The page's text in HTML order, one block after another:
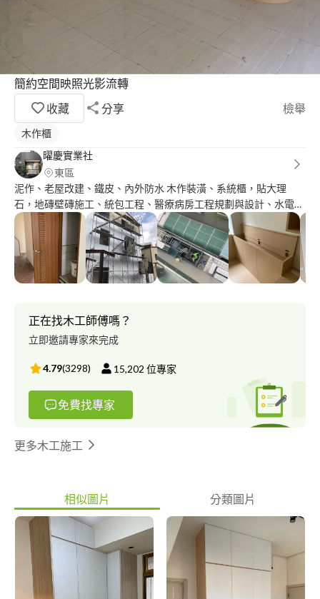
簡約空間映照光影流轉
收藏
分享 檢舉
木作櫃
曜慶實業社
東區
泥作、老屋改建、鐵皮、內外防水 木作裝潢、系統櫃，貼大理
石，地磚壁磚施工、統包工程、醫療病房工程規劃與設計、水電工
程、鐵皮屋搭建、室內油漆工程施工等
正在找木工師傅嗎？
立即邀請專家來完成
4.79(3298) 15,202 位專家
免費找專家
更多木工施工
相似圖片 分類圖片